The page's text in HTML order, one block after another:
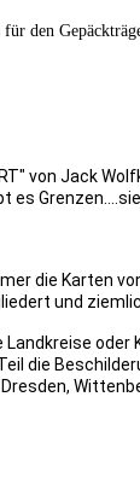
für den
von Jack
es
die Karten
und
oder
die